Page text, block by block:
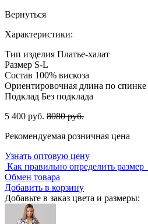
Вернуться
Характеристики:
Тип изделия Платье-халат
Размер S-L
Состав 100% вискоза
Ориентировочная длина по спинке
Подклад Без подклада
5 400 руб. 8080 руб.
Рекомендуемая розничная цена
Узнать оптовую цену
Как правильно определить размер
Обмен товара
Добавить в корзину
Добавьте в заказ цвета и размеры: